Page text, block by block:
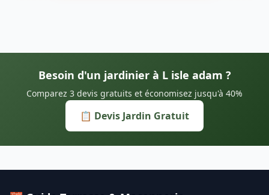
Besoin d'un jardinier à L isle adam ?
Comparez 3 devis gratuits et économisez jusqu'à 40%
📋 Devis Jardin Gratuit